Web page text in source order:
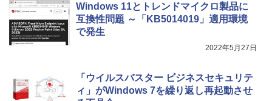
Windows 11とトレンドマイクロ製品に
互換性問題 ～「KB5014019」適用環境
で発生
2022年5月27日
「ウイルスバスター ビジネスセキュリテ
ィ」がWindows 7を繰り返し再起動させ